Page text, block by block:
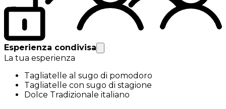
Esperienza condivisa
La tua esperienza
Tagliatelle al sugo di pomodoro
Tagliatelle con sugo di stagione
Dolce Tradizionale italiano